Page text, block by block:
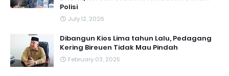
Polisi
July 12, 2026
Dibangun Kios Lima tahun Lalu, Pedagang
Kering Bireuen Tidak Mau Pindah
February 03, 2025